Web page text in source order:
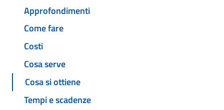
Approfondimenti
Come fare
Costi
Cosa serve
Cosa si ottiene
Tempi e scadenze